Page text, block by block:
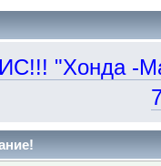
"Хонда -